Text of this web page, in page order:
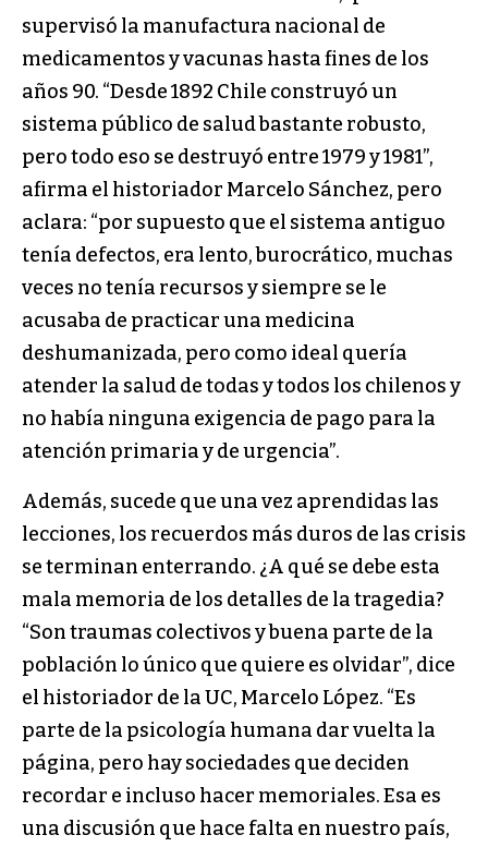
supervisó la manufactura nacional de
medicamentos y vacunas hasta fines de los
años 90. “Desde 1892 Chile construyó un
sistema público de salud bastante robusto,
pero todo eso se destruyó entre 1979 y 1981”,
afirma el historiador Marcelo Sánchez, pero
aclara: “por supuesto que el sistema antiguo
tenía defectos, era lento, burocrático, muchas
veces no tenía recursos y siempre se le
acusaba de practicar una medicina
deshumanizada, pero como ideal quería
atender la salud de todas y todos los chilenos y
no había ninguna exigencia de pago para la
atención primaria y de urgencia”.
Además, sucede que una vez aprendidas las
lecciones, los recuerdos más duros de las crisis
se terminan enterrando. ¿A qué se debe esta
mala memoria de los detalles de la tragedia?
“Son traumas colectivos y buena parte de la
población lo único que quiere es olvidar”, dice
el historiador de la UC, Marcelo López. “Es
parte de la psicología humana dar vuelta la
página, pero hay sociedades que deciden
recordar e incluso hacer memoriales. Esa es
una discusión que hace falta en nuestro país,